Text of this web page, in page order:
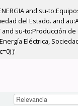
and su-
del Estado. and
su-to:Producción de
Eléctrica,
)'